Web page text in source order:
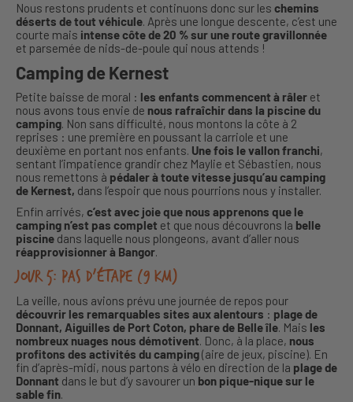
Nous restons prudents et continuons donc sur les chemins
déserts de tout véhicule. Après une longue descente, c’est une
courte mais intense côte de 20 % sur une route gravillonnée
et parsemée de nids-de-poule qui nous attends !
Camping de Kernest
Petite baisse de moral : les enfants commencent à râler et
nous avons tous envie de nous rafraîchir dans la piscine du
camping. Non sans difficulté, nous montons la côte à 2
reprises : une première en poussant la carriole et une
deuxième en portant nos enfants. Une fois le vallon franchi,
sentant l’impatience grandir chez Maylie et Sébastien, nous
nous remettons à pédaler à toute vitesse jusqu’au camping
de Kernest, dans l’espoir que nous pourrions nous y installer.
Enfin arrivés, c’est avec joie que nous apprenons que le
camping n’est pas complet et que nous découvrons la belle
piscine dans laquelle nous plongeons, avant d’aller nous
réapprovisionner à Bangor.
Jour 5: pas d’étape (9 km)
La veille, nous avions prévu une journée de repos pour
découvrir les remarquables sites aux alentours : plage de
Donnant, Aiguilles de Port Coton, phare de Belle île. Mais les
nombreux nuages nous démotivent. Donc, à la place, nous
profitons des activités du camping(aire de jeux, piscine). En
fin d’après-midi, nous partons à vélo en direction de la plage de
Donnant dans le but d’y savourer un bon pique-nique sur le
sable fin.